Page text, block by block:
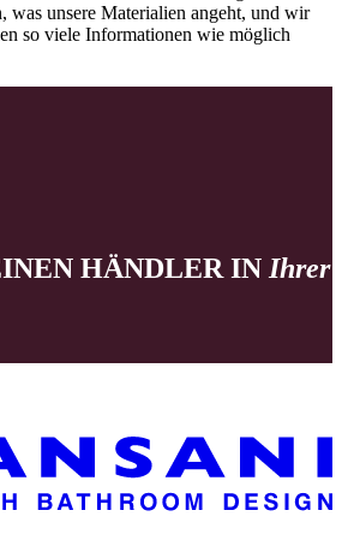
was unsere Materialien angeht, und wir
so viele Informationen wie möglich
HÄNDLER IN Ihrer